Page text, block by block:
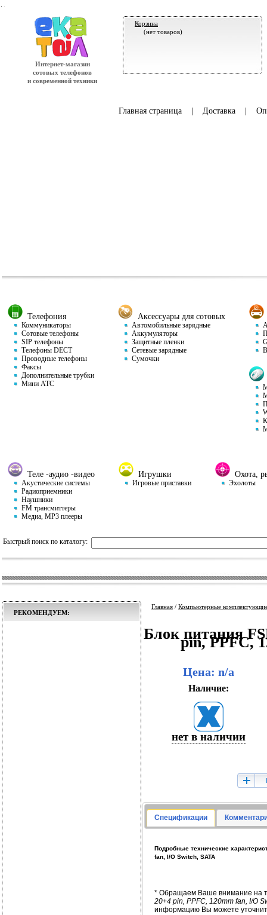
Интернет-магазин
сотовых телефонов
и современной техники
Корзина
(нет товаров)
Главная страница| Доставка|
Телефония
Коммуникаторы
Сотовые телефоны
SIP телефоны
Телефоны DECT
Проводные телефоны
Факсы
Дополнительные трубки
Мини АТС
Аксессуары для сотовых
Автомобильные зарядные
Аккумуляторы
Защитные пленки
Сетевые зарядные
Сумочки
Теле -аудио -видео
Акустические системы
Радиоприемники
Наушники
FM трансмиттеры
Медиа, MP3 плееры
Игрушки
Игровые приставки
Охота,
Эхолоты
Быстрый поиск по каталогу:
РЕКОМЕНДУЕМ:
Главная / Компьютерные
Блок питания
pin, PPFC,
Цена: n/a
Наличие:
нет в наличии
Спецификации
Подробные технические
fan, I/O Switch, SATA
* Обращаем Ваше внимание на
20+4 pin, PPFC, 120mm fan, I/O
информацию Вы можете